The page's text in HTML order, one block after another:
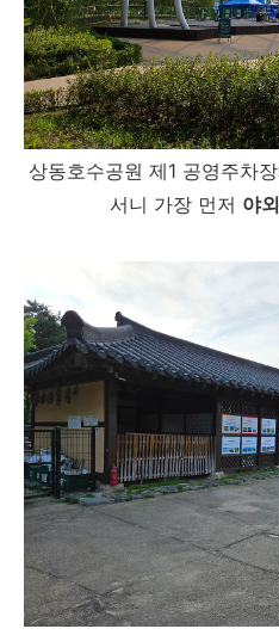
상동호수공원 제1 공영주차
서니 가장 먼저 야